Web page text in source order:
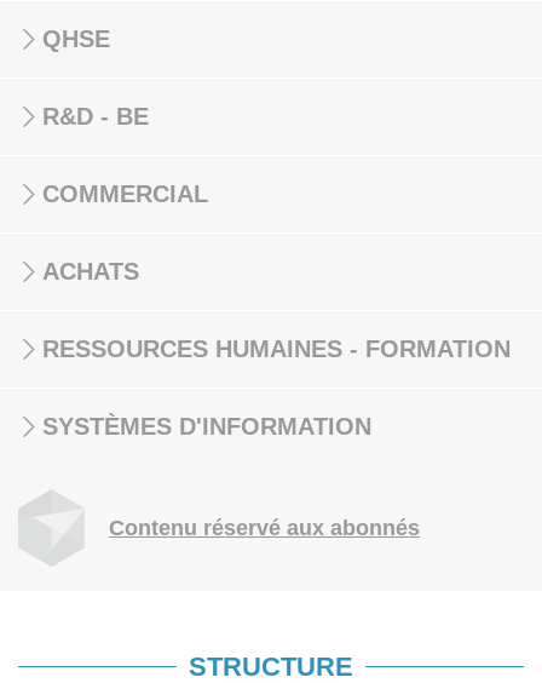
QHSE
R&D - BE
COMMERCIAL
ACHATS
RESSOURCES HUMAINES - FORMATION
SYSTÈMES D'INFORMATION
Contenu réservé aux abonnés
STRUCTURE